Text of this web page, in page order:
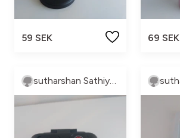
59 SEK 69 SEK